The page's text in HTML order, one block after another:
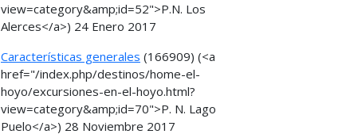
view=category&amp;id=52">P.N. Los
Alerces</a>) 24 Enero 2017
Características generales (166909) (<a
href="/index.php/destinos/home-el-
hoyo/excursiones-en-el-hoyo.html?
view=category&amp;id=70">P. N. Lago
Puelo</a>) 28 Noviembre 2017